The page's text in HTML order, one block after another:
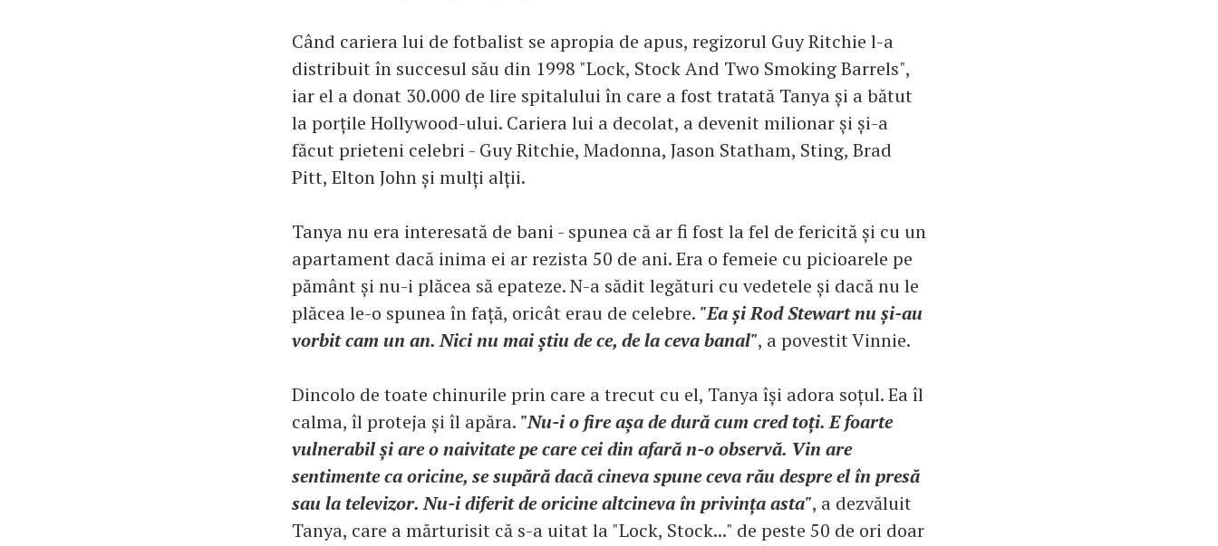
Când cariera lui de fotbalist se apropia de apus, regizorul Guy Ritchie l-a
distribuit în succesul său din 1998 "Lock, Stock And Two Smoking Barrels",
iar el a donat 30.000 de lire spitalului în care a fost tratată Tanya și a bătut
la porțile Hollywood-ului. Cariera lui a decolat, a devenit milionar și și-a
făcut prieteni celebri - Guy Ritchie, Madonna, Jason Statham, Sting, Brad
Pitt, Elton John și mulți alții.
Tanya nu era interesată de bani - spunea că ar fi fost la fel de fericită și cu un
apartament dacă inima ei ar rezista 50 de ani. Era o femeie cu picioarele pe
pământ și nu-i plăcea să epateze. N-a sădit legături cu vedetele și dacă nu le
plăcea le-o spunea în față, oricât erau de celebre. "Ea și Rod Stewart nu și-au
vorbit cam un an. Nici nu mai știu de ce, de la ceva banal", a povestit Vinnie.
Dincolo de toate chinurile prin care a trecut cu el, Tanya își adora soțul. Ea îl
calma, îl proteja și îl apăra. "Nu-i o fire așa de dură cum cred toți. E foarte
vulnerabil și are o naivitate pe care cei din afară n-o observă. Vin are
sentimente ca oricine, se supără dacă cineva spune ceva rău despre el în presă
sau la televizor. Nu-i diferit de oricine altcineva în privința asta", a dezvăluit
Tanya, care a mărturisit că s-a uitat la "Lock, Stock..." de peste 50 de ori doar